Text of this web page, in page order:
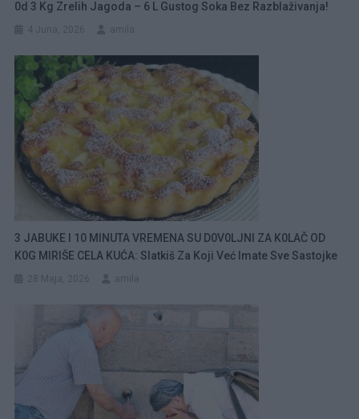
0d 3 Kg Zrelih Jagoda – 6 L Gustog Soka Bez Razblaživanja!
3 JABUKE I 10 MINUTA VREMENA SU D0V0LJNI ZA K0LAČ OD
K0G MIRIŠE CELA KUĆA: Slatkiš Za Koji Već Imate Sve Sastojke